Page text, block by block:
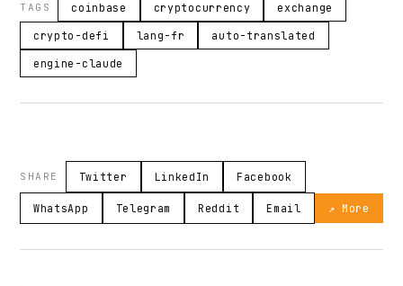
TAGS coinbase cryptocurrency exchange
crypto-defi lang-fr auto-translated
engine-claude
SHARE Twitter LinkedIn Facebook
WhatsApp Telegram Reddit Email ↗ More